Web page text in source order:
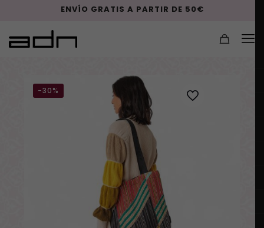
ENVÍO GRATIS A PARTIR DE 50€
-30%